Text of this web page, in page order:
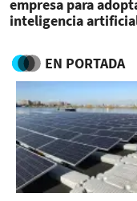
empresa para
inteligencia
EN PORTADA